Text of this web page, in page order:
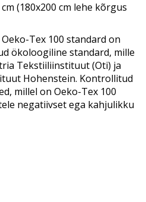
cm (180x200 cm lehe kõrgus
Oeko-Tex 100 standard on
ökoloogiline standard, mille
Tekstiiliinstituut (Oti) ja
Hohenstein. Kontrollitud
millel on Oeko-Tex 100
negatiivset ega kahjulikku